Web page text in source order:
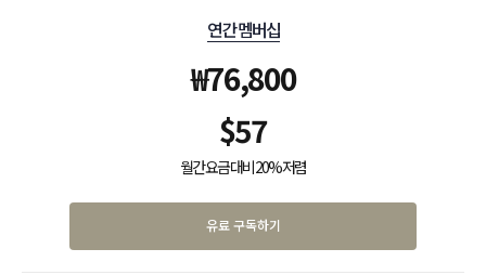
연간 멤버십
₩76,800
$57
월간 요금 대비 20% 저렴
유료 구독하기